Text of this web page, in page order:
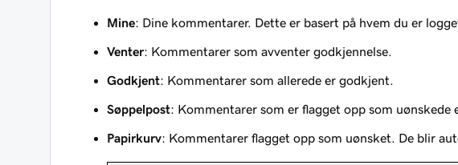
Mine: Dine kommentarer. Dette er basert på hvem du er
Venter: Kommentarer som avventer godkjennelse.
Godkjent: Kommentarer som allerede er godkjent.
Søppelpost: Kommentarer som er flagget opp som uønskede
Papirkurv: Kommentarer flagget opp som uønsket. De blir